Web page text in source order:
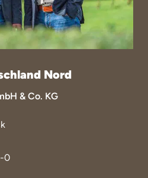
Nord
& Co. KG
0